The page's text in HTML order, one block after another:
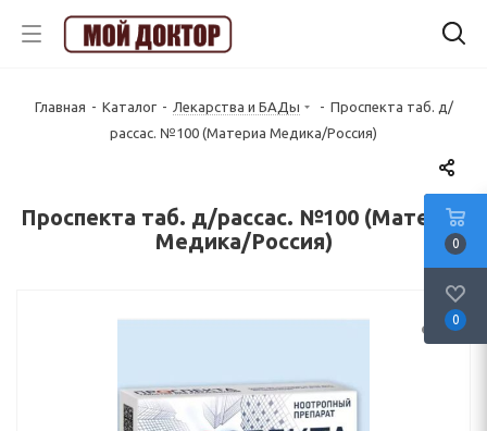
Главная - Каталог - Лекарства и БАДы - Проспекта таб. д/
рассас. №100 (Материа Медика/Россия)
Проспекта таб. д/рассас. №100 (Материа
Медика/Россия)
0
0